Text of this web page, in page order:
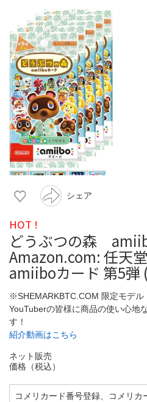
シェア
HOT !
どうぶつの森
Amazon.com: 任天
amiiboカード 第5弾
※SHEMARKBTC.COM 限定モデル
YouTuberの皆様に商品の使い心地
す！
紹介動画はこちら
ネット販売
価格（税込）
コメリカード番号登録、コメリカ